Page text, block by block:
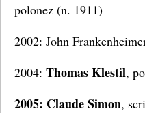
polonez (n. 1911)
2002: John
2004: Thomas Klestil,
2005: Claude Simon,